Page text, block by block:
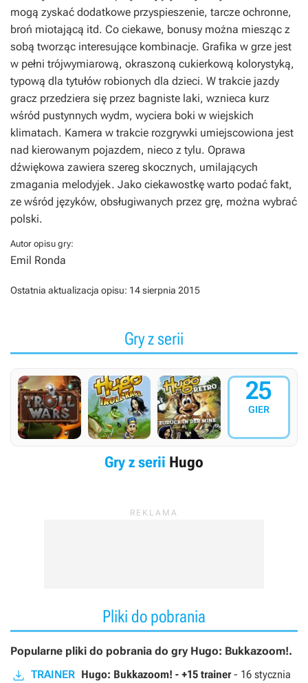
mogą zyskać dodatkowe przyspieszenie, tarcze ochronne,
broń miotającą itd. Co ciekawe, bonusy można miesząc z
sobą tworząc interesujące kombinacje. Grafika w grze jest
w pełni trójwymiarową, okraszoną cukierkową kolorystyką,
typową dla tytułów robionych dla dzieci. W trakcie jazdy
gracz przedziera się przez bagniste laki, wznieca kurz
wśród pustynnych wydm, wyciera boki w wiejskich
klimatach. Kamera w trakcie rozgrywki umiejscowiona jest
nad kierowanym pojazdem, nieco z tylu. Oprawa
dźwiękowa zawiera szereg skocznych, umilających
zmagania melodyjek. Jako ciekawostkę warto podać fakt,
ze wśród języków, obsługiwanych przez grę, można wybrać
polski.
Autor opisu gry:
Emil Ronda
Ostatnia aktualizacja opisu: 14 sierpnia 2015
Gry z serii
25
GIER
Gry z serii Hugo
Pliki do pobrania
Popularne pliki do pobrania do gry Hugo: Bukkazoom!.
TRAINER Hugo: Bukkazoom! - +15 trainer- 16 stycznia